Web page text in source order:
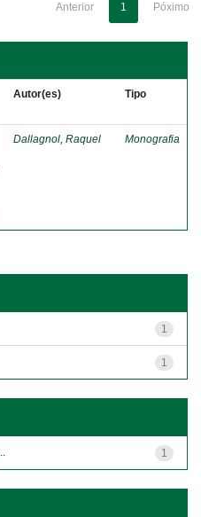
Anterior 1 Póximo
Autor(es) Tipo
Dallagnol, Raquel Monografia
1
1
1